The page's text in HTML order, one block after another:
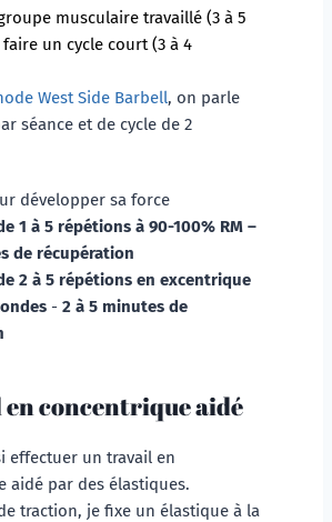
musculaire travaillé (3 à 5
un cycle court (3 à 4
West Side Barbell, on parle
séance et de cycle de 2
développer sa force
1 à 5 répétions à 90-100% RM –
de récupération
2 à 5 répétions en excentrique
- 2 à 5 minutes de
concentrique aidé
effectuer un travail en
aidé par des élastiques.
traction, je fixe un élastique à la